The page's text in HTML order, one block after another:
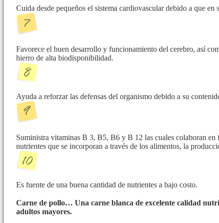
Cuida desde pequeños el sistema cardiovascular debido a que
Favorece el buen desarrollo y funcionamiento del cerebro, así
hierro de alta biodisponibilidad.
Ayuda a reforzar las defensas del organismo debido a su
Suministra vitaminas B 3, B5, B6 y B 12 las cuales colaboran
nutrientes que se incorporan a través de los alimentos, la
Es fuente de una buena cantidad de nutrientes a bajo costo.
Carne de pollo… Una carne blanca de excelente calidad
adultos mayores.